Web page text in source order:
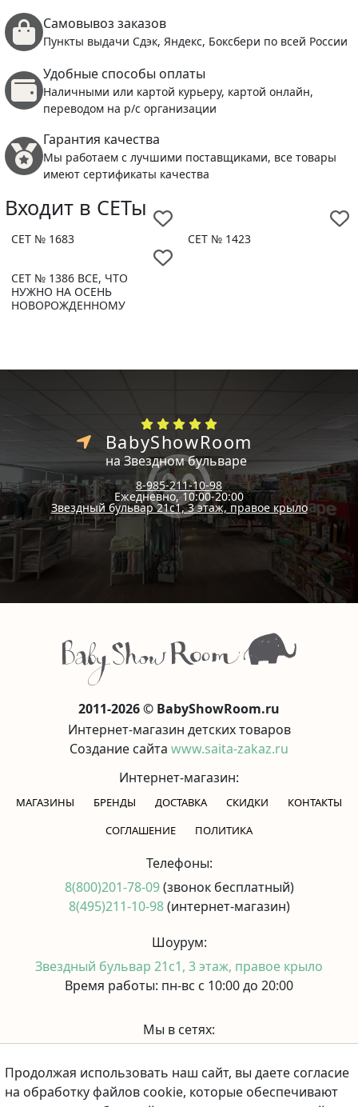
Самовывоз заказов
Пункты выдачи Сдэк, Яндекс, Боксбери по всей России
Удобные способы оплаты
Наличными или картой курьеру, картой онлайн,
переводом на р/с организации
Гарантия качества
Мы работаем с лучшими поставщиками, все товары
имеют сертификаты качества
Входит в СЕТы
СЕТ № 1683 СЕТ № 1423
СЕТ № 1386 ВСЕ, ЧТО
НУЖНО НА ОСЕНЬ
НОВОРОЖДЕННОМУ
BabyShowRoom
на Звездном бульваре
8-985-211-10-98
Ежедневно, 10:00-20:00
Звездный бульвар 21с1, 3 этаж, правое крыло
2011-2026 © BabyShowRoom.ru
Интернет-магазин детских товаров
Создание сайта www.saita-zakaz.ru
Интернет-магазин:
МАГАЗИНЫ БРЕНДЫ ДОСТАВКА СКИДКИ
КОНТАКТЫ
CОГЛАШЕНИЕ
ПОЛИТИКА
Телефоны:
8(800)201-78-09(звонок бесплатный)
8(495)211-10-98(интернет-магазин)
Шоурум:
Звездный бульвар 21с1, 3 этаж, правое крыло
Время работы: пн-вс с 10:00 до 20:00
Мы в сетях:
Принимаем к оплате:
Продолжая использовать наш сайт, вы даете согласие
на обработку файлов cookie, которые обеспечивают